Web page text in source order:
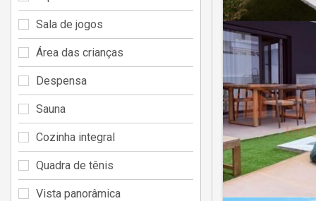
Sala de jogos
Área das crianças
Despensa
Sauna
Cozinha integral
Quadra de tênis
Vista panorâmica